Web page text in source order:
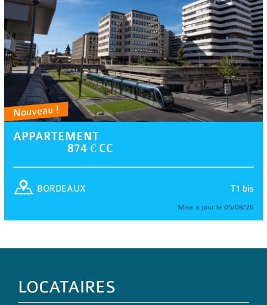
Nouveau !
APPARTEMENT
874 € CC
T1 bis
BORDEAUX
Mise à jour le 05/08/26
LOCATAIRES